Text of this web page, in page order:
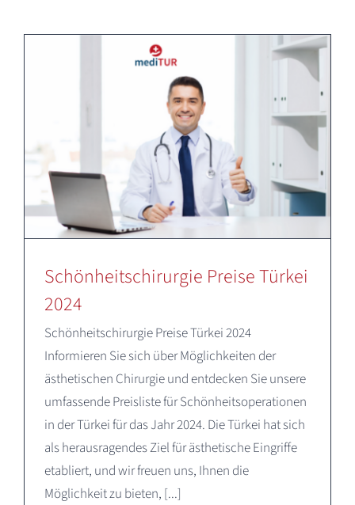
Schönheitschirurgie Preise Türkei
2024
Schönheitschirurgie Preise Türkei 2024
Informieren Sie sich über Möglichkeiten der
ästhetischen Chirurgie und entdecken Sie unsere
umfassende Preisliste für Schönheitsoperationen
in der Türkei für das Jahr 2024. Die Türkei hat sich
als herausragendes Ziel für ästhetische Eingriffe
etabliert, und wir freuen uns, Ihnen die
Möglichkeit zu bieten, [...]